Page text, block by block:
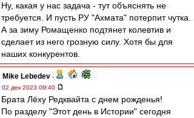
Ну, какая у нас задача - тут объяснять не
требуется. И пусть РУ "Ахмата" потерпит чутка.
А за зиму Ромащенко подтянет колевтив и
сделает из него грозную силу. Хотя бы для
наших конкурентов.
Mike Lebedev -
02 дек 2023 09:40
Брата Лёху Редквайта с днем рожденья!
По разделу "Этот день в Истории" сегодня